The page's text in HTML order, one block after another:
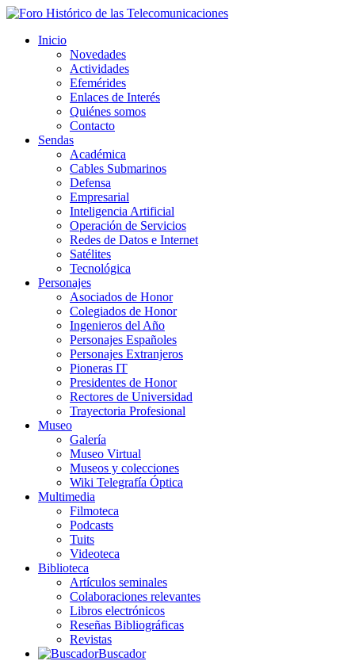
Inicio
Novedades
Actividades
Efemérides
Enlaces de Interés
Quiénes somos
Contacto
Sendas
Académica
Cables Submarinos
Defensa
Empresarial
Inteligencia Artificial
Operación de Servicios
Redes de Datos e Internet
Satélites
Tecnológica
Personajes
Asociados de Honor
Colegiados de Honor
Ingenieros del Año
Personajes Españoles
Personajes Extranjeros
Pioneras IT
Presidentes de Honor
Rectores de Universidad
Trayectoria Profesional
Museo
Galería
Museo Virtual
Museos y colecciones
Wiki Telegrafía Óptica
Multimedia
Filmoteca
Podcasts
Tuits
Videoteca
Biblioteca
Artículos seminales
Colaboraciones relevantes
Libros electrónicos
Reseñas Bibliográficas
Revistas
Buscador